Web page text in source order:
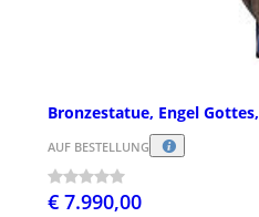
Bronzestatue, Engel
AUF BESTELLUNG
€ 7.990,00